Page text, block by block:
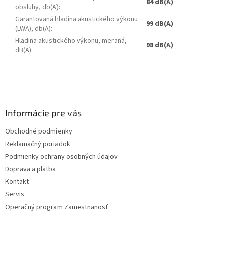
obsluhy, db(A):
84 dB(A)
Garantovaná hladina akustického výkonu
(LWA), db(A):
99 dB(A)
Hladina akustického výkonu, meraná,
dB(A): 98 dB(A)
Informácie pre vás
Obchodné podmienky
Reklamačný poriadok
Podmienky ochrany osobných údajov
Doprava a platba
Kontakt
Servis
Operačný program Zamestnanosť